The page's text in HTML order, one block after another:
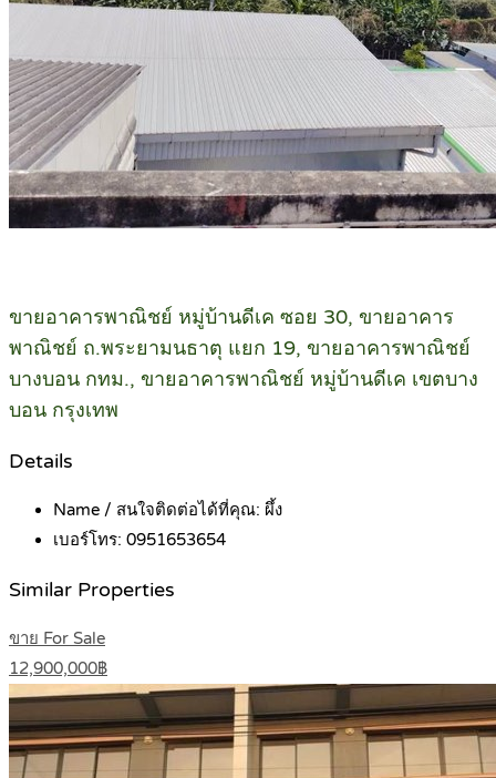
ขายอาคารพาณิชย์ หมู่บ้านดีเค ซอย 30, ขายอาคาร
พาณิชย์ ถ.พระยามนธาตุ แยก 19, ขายอาคารพาณิชย์
บางบอน กทม., ขายอาคารพาณิชย์ หมู่บ้านดีเค เขตบาง
บอน กรุงเทพ
Details
Name / สนใจติดต่อได้ที่คุณ: ผึ้ง
เบอร์โทร: 0951653654
Similar Properties
ขาย For Sale
12,900,000฿